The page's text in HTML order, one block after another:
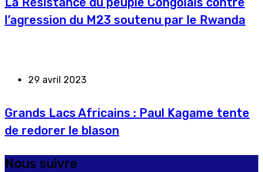
l’agression du M23 soutenu par le Rwanda
29 avril 2023
Grands Lacs Africains : Paul Kagame tente
de redorer le blason
Nous suivre